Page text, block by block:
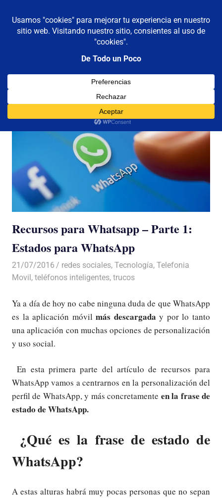
contenido
De todo un poco
Reflexiones,
Viajes
MENÚ
Recursos para Whatsapp – Parte 1:
Estados para WhatsApp
21/07/2016 Luis Castellanos
redes sociales,Tecnología,Telefonia
Movil, teléfonos inteligentes, trucos
Ya a día de hoy no cabe ninguna duda de que WhatsApp
es la aplicación móvilmás descargada y por lo tanto
una aplicación con muchas opciones de personalización
y uso social.
En esta primera parte del artículo de recursos para
WhatsApp vamos a centrarnos en la personalización del
perfil de WhatsApp, y más concretamente en la frase de
estado de WhatsApp.
¿Qué es la frase de estado de
WhatsApp?
A estas alturas habrá muy pocas personas que no sepan